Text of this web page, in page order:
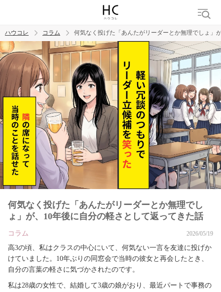
トレンド ワード
男の本音 男ウケ NG行動 彼女 イイ女 婚活
ハウコレ コラム 何気なく投げた「あんたがリーダーとか無理でしょ」
何気なく投げた「あんたがリーダーとか無理でし
ょ」が、10年後に自分の軽さとして返ってきた話
コラム 2026/05/19
高3の頃、私はクラスの中心にいて、何気ない一言を友達に投げか
けていました。10年ぶりの同窓会で当時の彼女と再会したとき、
自分の言葉の軽さに気づかされたのです。
私は28歳の女性で、結婚して3歳の娘がおり、最近パートで事務の